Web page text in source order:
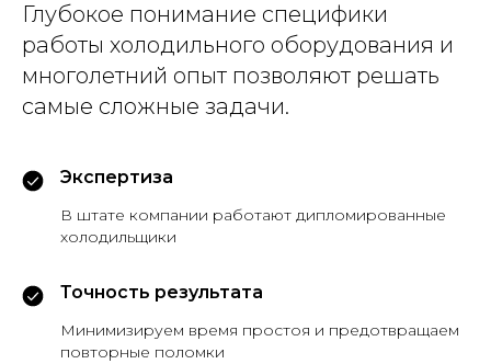
Глубокое понимание специфики
работы холодильного оборудования и
многолетний опыт позволяют решать
самые сложные задачи.
Экспертиза
В штате компании работают дипломированные
холодильщики
Точность результата
Минимизируем время простоя и предотвращаем
повторные поломки